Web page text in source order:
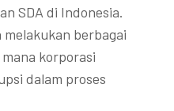
SDA di Indonesia.
berbagai
korporasi
dalam proses